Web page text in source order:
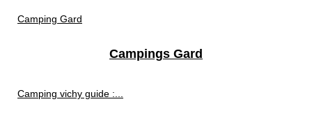
Camping Gard
Campings Gard
Camping vichy guide :...